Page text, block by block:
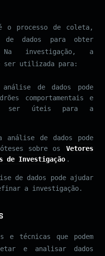
o processo de coleta,
de dados para obter
Na investigação, a
ser utilizada para:
de dados pode
comportamentais e
ser úteis para a
análise de dados pode
sobre os
Vetores
de Investigação .
de dados pode ajudar
a investigação.
e técnicas que podem
e analisar dados